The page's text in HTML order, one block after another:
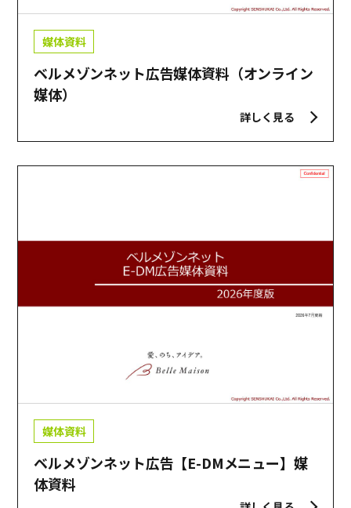
媒体資料
ベルメゾンネット広告媒体資料（オンライン
媒体）
詳しく見る
媒体資料
ベルメゾンネット広告【E-DMメニュー】媒
体資料